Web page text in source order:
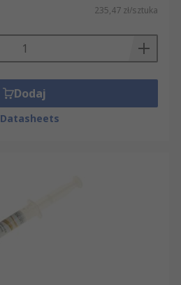
235,47 zł/sztuka
Dodaj
Datasheets